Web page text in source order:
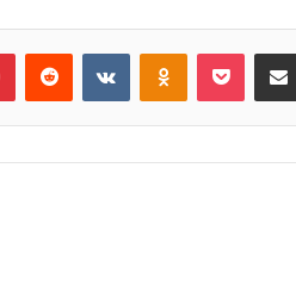
PinterestReddit VKontakteOdnoklassniki
Pocket